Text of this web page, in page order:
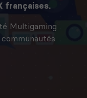
françaises.
Multigaming